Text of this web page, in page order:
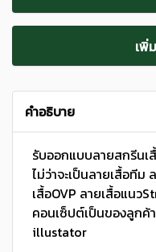
เพิ่
คำอธิบาย
รับออกแบบลายสกรีนเ
ไม่ว่าจะเป็นลายเสื้อทีม
เสื้อOVP ลายเสื้อแนว
คอนเซ็ปต์เป็นของลูกค้
illustator